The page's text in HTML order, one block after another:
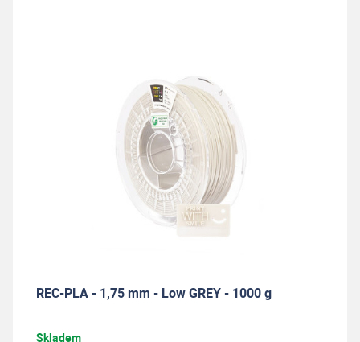
REC-PLA - 1,75 mm - Low GREY - 1000 g
Skladem